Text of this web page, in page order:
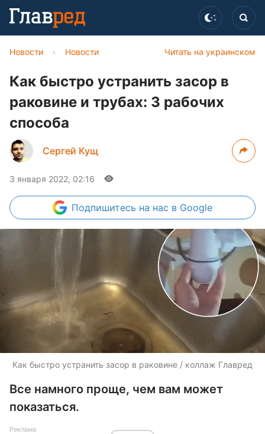
Читать на украинском
Новости › Новости
Как быстро устранить засор в
раковине и трубах: 3 рабочих
способа
Сергей Кущ
3 января 2022, 02:16
Подпишитесь на нас в Google
Как быстро устранить засор в раковине / коллаж Главред
Все намного проще, чем вам может
показаться.
Реклама